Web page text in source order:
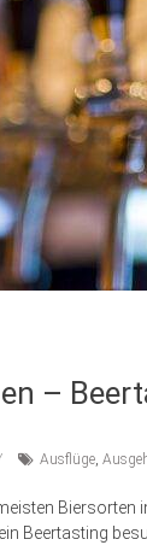
–
Ausflüge,
Biersorten
Beertasting